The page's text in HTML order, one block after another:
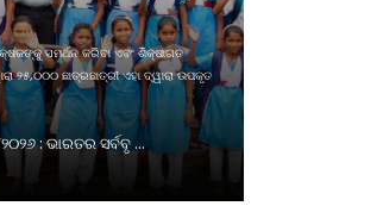
ସମର୍ଥନ କରିବା ଏବଂ ଶିକ୍ଷାଗତ
୨୫,୦୦୦ ଛାତ୍ରଛାତ୍ରୀ ଏହା ଦ୍ୱାରା ଉପକୃତ
: ଭାରତର ସର୍ବବୃ ...